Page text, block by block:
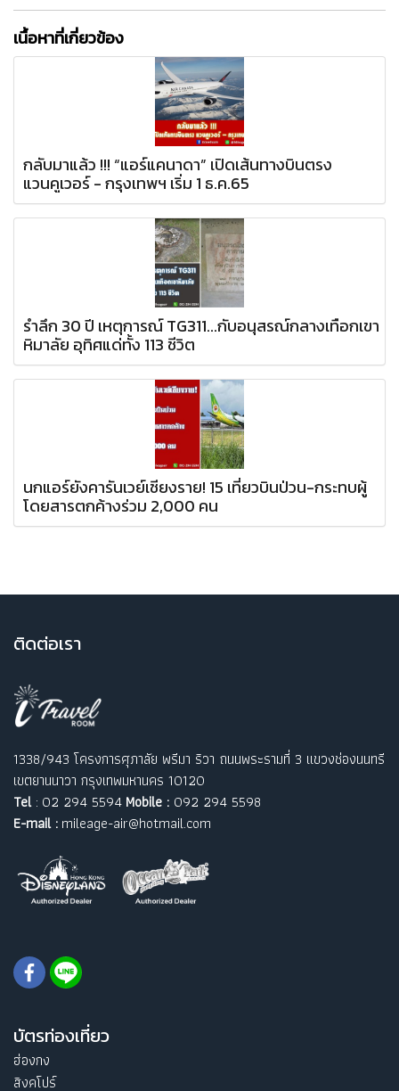
เนื้อหาที่เกี่ยวข้อง
กลับมาแล้ว !!! “แอร์แคนาดา” เปิดเส้นทางบินตรง
แวนคูเวอร์ - กรุงเทพฯ เริ่ม 1 ธ.ค.65
รำลึก 30 ปี เหตุการณ์ TG311...กับอนุสรณ์กลางเทือกเขา
หิมาลัย อุทิศแด่ทั้ง 113 ชีวิต
นกแอร์ยังคารันเวย์เชียงราย! 15 เที่ยวบินป่วน-กระทบผู้
โดยสารตกค้างร่วม 2,000 คน
ติดต่อเรา
1338/943 โครงการศุภาลัย พรีมา ริวา ถนนพระรามที่ 3 แขวงช่องนนทรี
เขตยานนาวา กรุงเทพมหานคร 10120
Tel: 02 294 5594 Mobile : 092 294 5598
E-mail : mileage-air@hotmail.com
บัตรท่องเที่ยว
ฮ่องกง
สิงคโปร์